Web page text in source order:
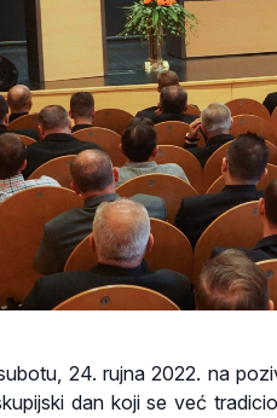
24. rujna 2022. na
dan koji se već